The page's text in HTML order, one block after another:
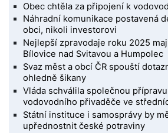
Obec chtěla za připojení k
Náhradní komunikace postavená
obci, nikoli investorovi
Nejlepší zpravodaje roku 2025
Bílovice nad Svitavou a Humpolec
Svaz měst a obcí ČR spouští
ohledně šikany
Vláda schválila společnou
vodovodního přivaděče ve
Státní instituce i samosprávy by
upřednostnit české potraviny